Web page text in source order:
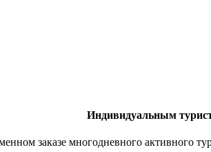
Индивидуальным
заказе многодневного активного